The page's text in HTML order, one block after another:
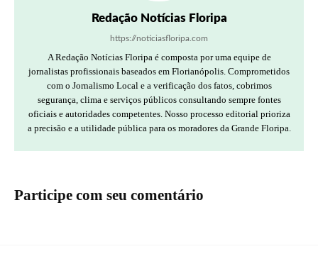
Redação Notícias Floripa
https://noticiasfloripa.com
A Redação Notícias Floripa é composta por uma equipe de
jornalistas profissionais baseados em Florianópolis. Comprometidos
com o Jornalismo Local e a verificação dos fatos, cobrimos
segurança, clima e serviços públicos consultando sempre fontes
oficiais e autoridades competentes. Nosso processo editorial prioriza
a precisão e a utilidade pública para os moradores da Grande Floripa.
Participe com seu comentário